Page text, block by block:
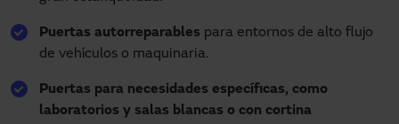
Puertas autorreparables para entornos de alto flujo
de vehículos o maquinaria.
Puertas para necesidades específicas, como
laboratorios y salas blancas o con cortina